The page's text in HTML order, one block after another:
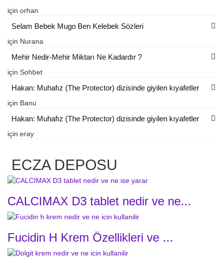
için orhan
Selam Bebek Mugo Ben Kelebek Sözleri
için Nurana
Mehir Nedir-Mehir Miktarı Ne Kadardır ?
için Sohbet
Hakan: Muhafız (The Protector) dizisinde giyilen kıyafetler
için Banu
Hakan: Muhafız (The Protector) dizisinde giyilen kıyafetler
için eray
ECZA DEPOSU
CALCIMAX D3 tablet nedir ve ne...
Fucidin H Krem Özellikleri ve ...